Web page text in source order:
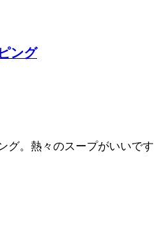
ング
グ。熱々のスープがいいです